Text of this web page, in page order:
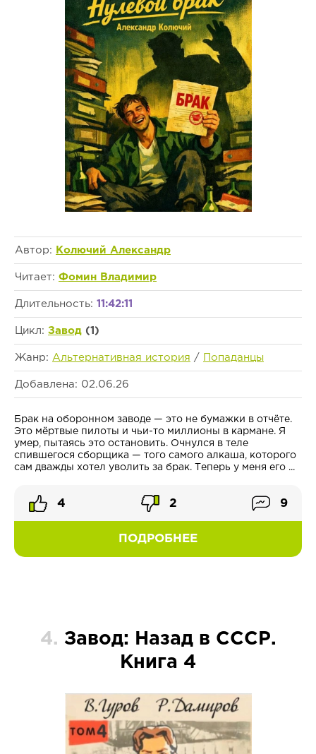
Автор: Колючий Александр
Читает: Фомин Владимир
Длительность: 11:42:11
Цикл: Завод (1)
Жанр: Альтернативная история / Попаданцы
Добавлена: 02.06.26
Брак на оборонном заводе — это не бумажки в отчёте.
Это мёртвые пилоты и чьи-то миллионы в кармане. Я
умер, пытаясь это остановить. Очнулся в теле
спившегося сборщика — того самого алкаша, которого
сам дважды хотел уволить за брак. Теперь у меня его ...
ПОДРОБНЕЕ
4 2 9
4. Завод: Назад в СССР.
Книга 4